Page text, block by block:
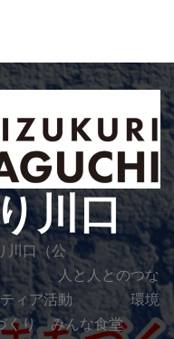
川口
川口（公
のつな
ンティア活動 環境
り みんな食堂